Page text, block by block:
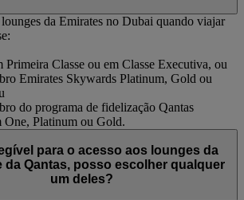
lounges da Emirates no Dubai quando viajar
Primeira Classe ou em Classe Executiva, ou
Emirates Skywards Platinum, Gold ou
do programa de fidelização Qantas
One, Platinum ou Gold.
para o acesso aos lounges da
da Qantas, posso escolher qualquer
um deles?